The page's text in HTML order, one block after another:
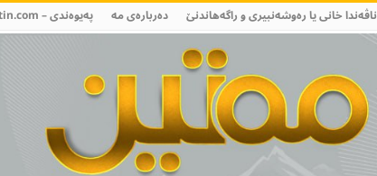
ناڤەندا خانی یا رەوشەنبیری و راگەھاندنێ دەربارەی مە پەیوەندی –